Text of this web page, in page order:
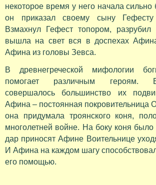
некоторое время у него начала сильно
он приказал своему сыну Гефесту
Взмахнул Гефест топором,
вышла на свет вся в доспехах
Афина из головы Зевса.
В древнегреческой мифологии
помогает различным героям.
совершалось большинство их
Афина – постоянная покровительница
она придумала троянского коня,
многолетней войне. На боку коня
дар приносят Афине Воительнице
И Афина на каждом шагу
его помощью.